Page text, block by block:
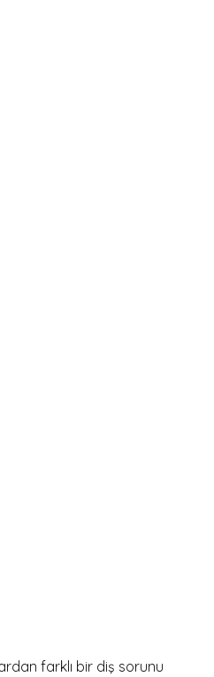
farklı bir diş sorunu